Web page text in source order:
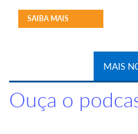
SAIBA MAIS
MAIS
Ouça o